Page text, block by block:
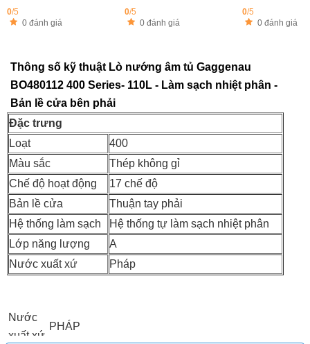
0/5
0 đánh giá
0/5
0 đánh giá
0/5
0 đánh giá
Thông số kỹ thuật Lò nướng âm tủ Gaggenau
BO480112 400 Series- 110L - Làm sạch nhiệt phân -
Bản lề cửa bên phải
Đặc trưng
Loạt
400
Màu sắc
Thép không gỉ
Chế độ hoạt động
17 chế độ
Bản lề cửa
Thuận tay phải
Hệ thống làm sạch
Hệ thống tự làm sạch nhiệt phân
Lớp năng lượng
A
Nước xuất xứ
Pháp
Nước
xuất xứ
PHÁP